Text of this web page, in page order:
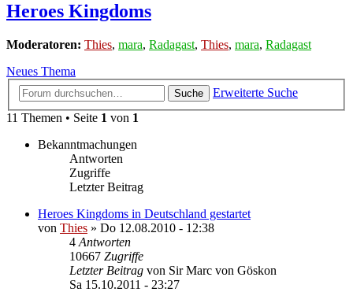
Heroes Kingdoms
Moderatoren: Thies, mara, Radagast, Thies, mara, Radagast
Neues Thema
Suche
Erweiterte Suche
11 Themen • Seite 1 von 1
Bekanntmachungen
Antworten
Zugriffe
Letzter Beitrag
Heroes Kingdoms in Deutschland gestartet
von Thies » Do 12.08.2010 - 12:38
4 Antworten
10667 Zugriffe
Letzter Beitrag von Sir Marc von Göskon
Sa 15.10.2011 - 23:27